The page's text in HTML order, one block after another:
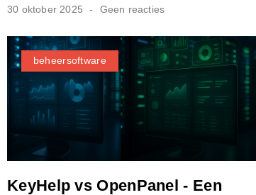
30 oktober 2025 Geen reacties
beheersoftware
KeyHelp vs OpenPanel - Een